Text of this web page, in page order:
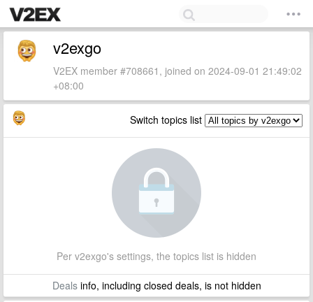
v2exgo
V2EX member #708661, joined on 2024-09-01 21:49:02
+08:00
Switch topics list
Per v2exgo's settings, the topics list is hidden
Dealsinfo, including closed deals, is not hidden